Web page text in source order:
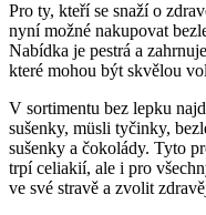
Pro ty, kteří se ​snaží o‍
nyní možné nakupovat
Nabídka je pestrá a
které mohou být skvělou
V⁤ sortimentu bez lepku
sušenky, müsli tyčinky,
sušenky a čokolády. ​Tyto
trpí celiakií, ale i‌ pro
ve ⁤své stravě a ‍zvolit